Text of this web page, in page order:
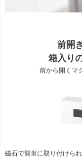
前開
箱入り
前から開くマ
磁石で簡単に取り付けら